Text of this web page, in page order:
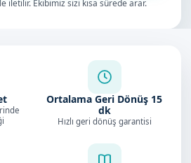
iletilir. Ekibimiz sizi kısa sürede arar.
Ortalama Geri Dönüş 15
dk
Hızlı geri dönüş garantisi